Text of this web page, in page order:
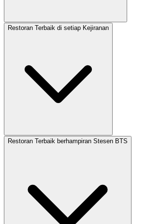
Restoran Terbaik di setiap Kejiranan
Restoran Terbaik berhampiran Stesen BTS